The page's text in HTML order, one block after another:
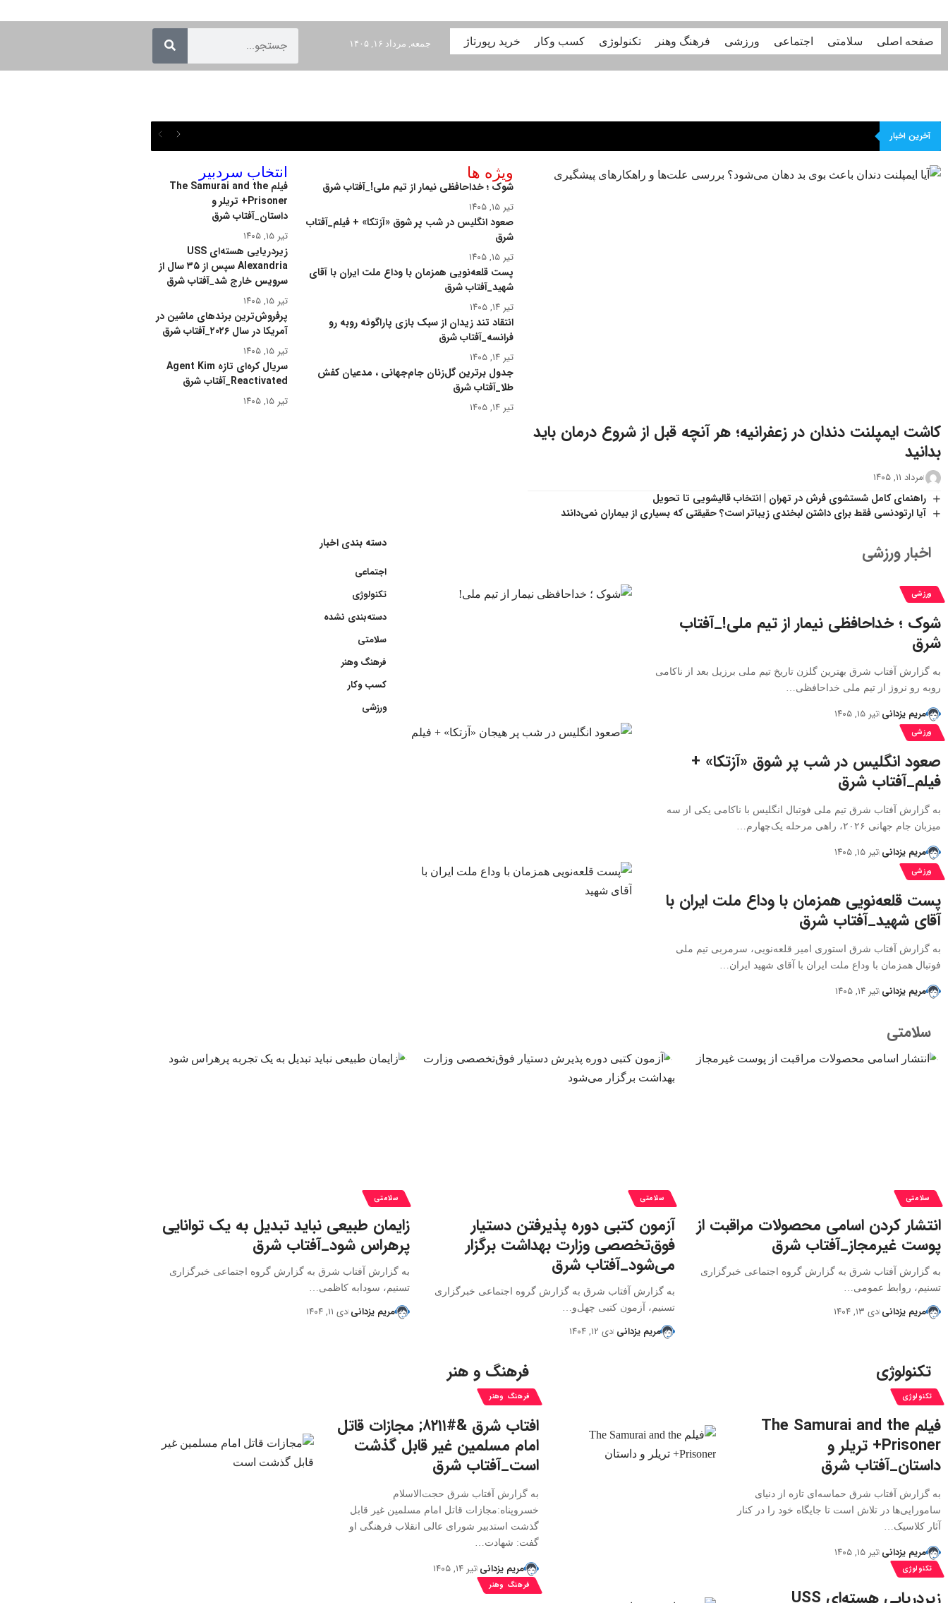
صفحه اصلی سلامتی اجتماعی ورزشی فرهنگ وهنر تکنولوژی کسب وکار خرید رپورتاژ جمعه, مرداد ۱۶, ۱۴۰۵
آخرین اخبار
کاشت ایمپلنت دندان در زعفرانیه؛ هر آنچه قبل از شروع درمان باید
بدانید
مرداد ۱۱, ۱۴۰۵
راهنمای کامل شستشوی فرش در تهران | انتخاب قالیشویی تا تحویل
آیا ارتودنسی فقط برای داشتن لبخندی زیباتر است؟ حقیقتی که بسیاری از بیماران نمی‌دانند
ویژه ها
شوک ؛ خداحافظی نیمار از تیم ملی!_آفتاب شرق
تیر ۱۵, ۱۴۰۵
صعود انگلیس در شب پر شوق «آزتکا» + فیلم_آفتاب
شرق
تیر ۱۵, ۱۴۰۵
پست قلعه‌نویی همزمان با وداع ملت ایران با آقای
شهید_آفتاب شرق
تیر ۱۴, ۱۴۰۵
انتقاد تند زیدان از سبک بازی پاراگوئه روبه رو
فرانسه_آفتاب شرق
تیر ۱۴, ۱۴۰۵
جدول برترین گل‌زنان جام‌جهانی ، مدعیان کفش
طلا_آفتاب شرق
تیر ۱۴, ۱۴۰۵
انتخاب سردبیر
فیلم The Samurai and the
Prisoner+ تریلر و
داستان_آفتاب شرق
تیر ۱۵, ۱۴۰۵
زیردریایی هسته‌ای USS
Alexandria سپس از ۳۵ سال از
سرویس خارج شد_آفتاب شرق
تیر ۱۵, ۱۴۰۵
پرفروش‌ترین برندهای ماشین در
آمریکا در سال ۲۰۲۶_آفتاب شرق
تیر ۱۵, ۱۴۰۵
سریال کره‌ای تازه Agent Kim
Reactivated_آفتاب شرق
تیر ۱۵, ۱۴۰۵
اخبار ورزشی
ورزشی
شوک ؛ خداحافظی نیمار از تیم ملی!_آفتاب
شرق
به گزارش آفتاب شرق بهترین گلزن تاریخ تیم ملی برزیل بعد از ناکامی
روبه رو نروژ از تیم ملی خداحافظی…
مریم یزدانی تیر ۱۵, ۱۴۰۵
ورزشی
صعود انگلیس در شب پر شوق «آزتکا» +
فیلم_آفتاب شرق
به گزارش آفتاب شرق ​تیم ملی فوتبال انگلیس با ناکامی یکی از سه
میزبان جام جهانی ۲۰۲۶، راهی مرحله یک‌چهارم…
مریم یزدانی تیر ۱۵, ۱۴۰۵
ورزشی
پست قلعه‌نویی همزمان با وداع ملت ایران با
آقای شهید_آفتاب شرق
به گزارش آفتاب شرق استوری امیر قلعه‌نویی، سرمربی تیم ملی
فوتبال همزمان با وداع ملت ایران با آقای شهید ایران…
مریم یزدانی تیر ۱۴, ۱۴۰۵
دسته بندی اخبار
اجتماعی
تکنولوژی
دسته‌بندی نشده
سلامتی
فرهنگ وهنر
کسب وکار
ورزشی
سلامتی
سلامتی
انتشار کردن اسامی محصولات مراقبت از
پوست غیرمجاز_آفتاب شرق
به گزارش آفتاب شرق به گزارش گروه اجتماعی خبرگزاری
تسنیم، روابط عمومی…
مریم یزدانی دی ۱۳, ۱۴۰۴
سلامتی
آزمون کتبی دوره پذیرفتن دستیار
فوق‌تخصصی وزارت بهداشت برگزار
می‌شود_آفتاب شرق
به گزارش آفتاب شرق به گزارش گروه اجتماعی خبرگزاری
تسنیم، آزمون کتبی چهل‌و…
مریم یزدانی دی ۱۲, ۱۴۰۴
سلامتی
زایمان طبیعی نباید تبدیل به یک توانایی
پرهراس شود_آفتاب شرق
به گزارش آفتاب شرق به گزارش گروه اجتماعی خبرگزاری
تسنیم، سودابه کاظمی…
مریم یزدانی دی ۱۱, ۱۴۰۴
تکنولوژی
تکنولوژی
فیلم The Samurai and the
Prisoner+ تریلر و
داستان_آفتاب شرق
به گزارش آفتاب شرق حماسه‌ای تازه از دنیای
سامورایی‌ها در تلاش است تا جایگاه خود را در کنار
آثار کلاسیک…
مریم یزدانی تیر ۱۵, ۱۴۰۵
تکنولوژی
زیردریایی هسته‌ای USS
فرهنگ و هنر
فرهنگ وهنر
افتاب شرق &#۸۲۱۱; مجازات قاتل
امام مسلمین غیر قابل گذشت
است_آفتاب شرق
به گزارش آفتاب شرق حجت‌الاسلام
خسروپناه:مجازات قاتل امام مسلمین غیر قابل
گذشت استدبیر شورای عالی انقلاب فرهنگی او
گفت: شهادت…
مریم یزدانی تیر ۱۴, ۱۴۰۵
فرهنگ وهنر